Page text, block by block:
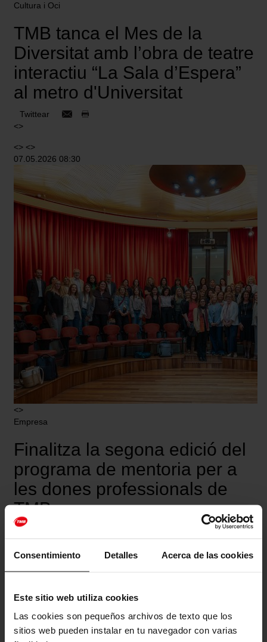
Consentimiento Detalles Acerca de las cookies
Este sitio web utiliza cookies
Las cookies son pequeños archivos de texto que los
sitios web pueden instalar en tu navegador con varias
Cultura i Oci
TMB tanca el Mes de la
Diversitat amb l’obra de teatre
interactiu “La Sala d’Espera”
al metro d'Universitat
Twittear
<>
<> <>
07.05.2026 08:30
<>
Empresa
Finalitza la segona edició del
programa de mentoria per a
les dones professionals de
TMB
Twittear
10:31